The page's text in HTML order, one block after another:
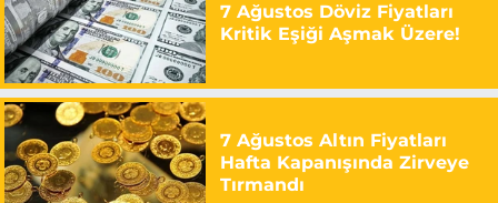
7 Ağustos Döviz Fiyatları
Kritik Eşiği Aşmak Üzere!
7 Ağustos Altın Fiyatları
Hafta Kapanışında Zirveye
Tırmandı